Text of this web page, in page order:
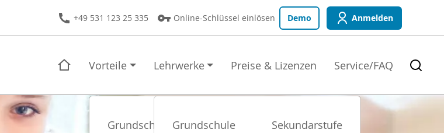
+49 531 123 25 335 Online-Schlüssel einlösen Demo Anmelden
Vorteile
Grundschule Sekundarstufe
Lehrwerke
Grundschule Sekundarstufe
Preise & Lizenzen Service/FAQ